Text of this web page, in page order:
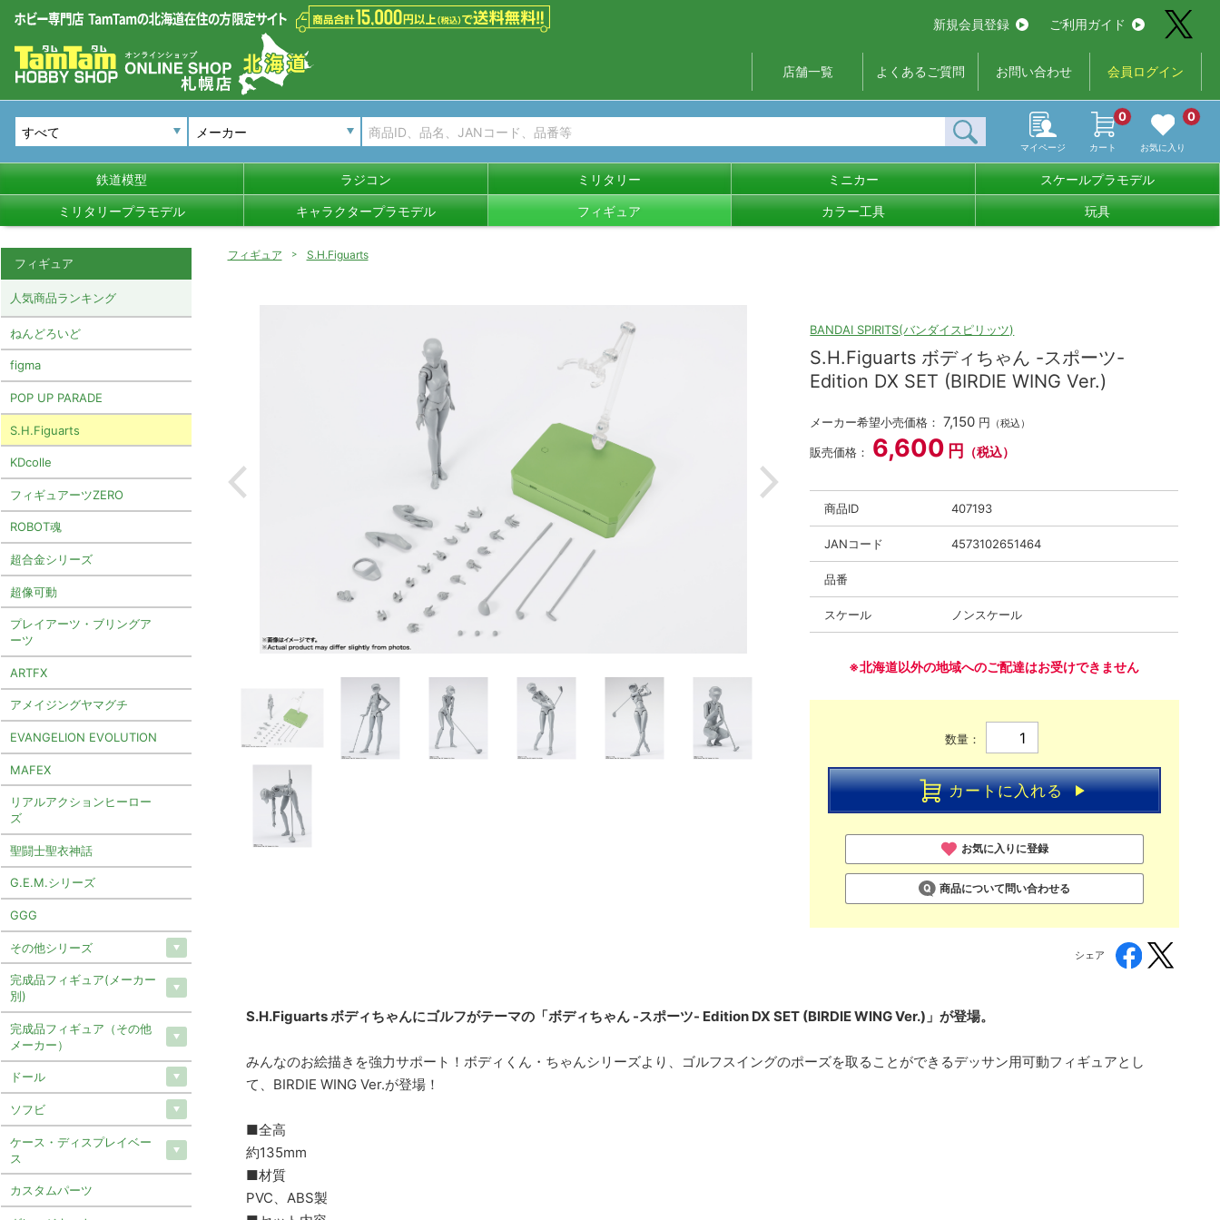
新規会員登録 ご利用ガイド
店舗一覧 よくあるご質問 お問い合わせ 会員ログイン
メーカー
マイページ カート
0
お気に入り
0
鉄道模型 ラジコン ミリタリー ミニカー スケールプラモデル
ミリタリープラモデル キャラクタープラモデル フィギュア カラー工具 玩具
フィギュア S.H.Figuarts
BANDAI SPIRITS(バンダイスピリッツ)
S.H.Figuarts ボディちゃん -スポーツ-
Edition DX SET (BIRDIE WING Ver.)
メーカー希望小売価格：7,150 円 （税込）
販売価格： 6,600 円 （税込）
商品ID 407193
JANコード 4573102651464
品番
スケール ノンスケール
※北海道以外の地域へのご配達はお受けできません
数量：
カートに入れる
お気に入りに登録
商品について問い合わせる
シェア
S.H.Figuarts ボディちゃんにゴルフがテーマの「ボディちゃん -スポーツ- Edition DX SET (BIRDIE WING Ver.)」が登場。
みんなのお絵描きを強力サポート！ボディくん・ちゃんシリーズより、ゴルフスイングのポーズを取ることができるデッサン用可動フィギュアとし
て、BIRDIE WING Ver.が登場！
■全高
約135mm
■材質
PVC、ABS製
フィギュア
人気商品ランキング
ねんどろいど
figma
POP UP PARADE
S.H.Figuarts
KDcolle
フィギュアーツZERO
ROBOT魂
超合金シリーズ
超像可動
プレイアーツ・ブリングア
ーツ
ARTFX
アメイジングヤマグチ
EVANGELION EVOLUTION
MAFEX
リアルアクションヒーロー
ズ
聖闘士聖衣神話
G.E.M.シリーズ
GGG
その他シリーズ
完成品フィギュア(メーカー
別)
完成品フィギュア（その他
メーカー）
ドール
ソフビ
ケース・ディスプレイベー
ス
カスタムパーツ